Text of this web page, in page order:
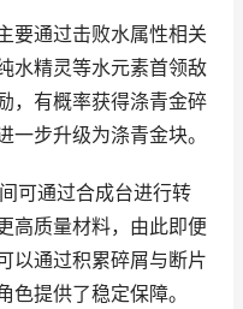
要通过击败水属性相关
水精灵等水元素首领敌
，有概率获得涤青金碎
一步升级为涤青金块。
可通过合成台进行转
高质量材料，由此即便
以通过积累碎屑与断片
提供了稳定保障。